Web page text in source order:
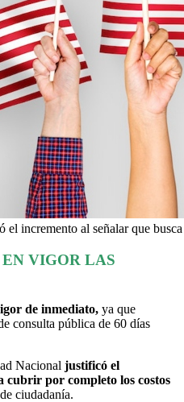
el incremento al señalar que
VIGOR LAS
de inmediato, ya que
consulta pública de 60 días
Nacional justificó el
cubrir por completo los costos
ciudadanía.